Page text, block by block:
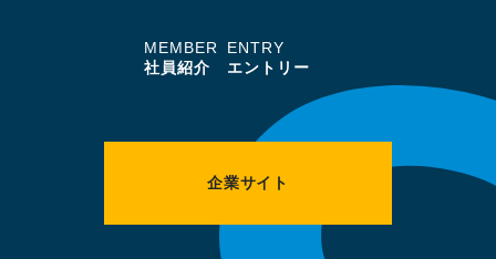
企業サイト
MEMBER
社員紹介
ENTRY
エントリー